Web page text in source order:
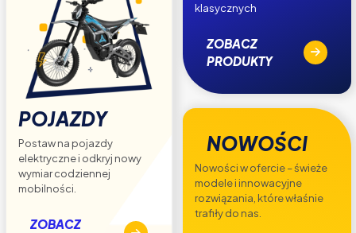
POJAZDY
Postaw na pojazdy
elektryczne i odkryj nowy
wymiar codziennej
mobilności.
ZOBACZ
klasycznych
ZOBACZ
PRODUKTY
NOWOŚCI
Nowości w ofercie – świeże
modele i innowacyjne
rozwiązania, które właśnie
trafiły do nas.